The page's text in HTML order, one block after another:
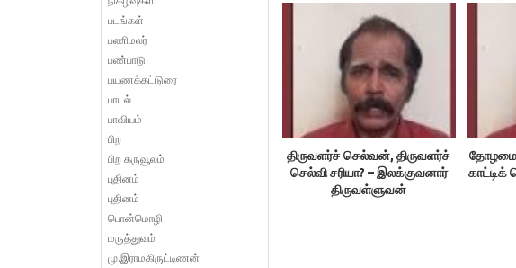
திருவளர்ச் செல்வன், திருவளர்ச்
செல்வி சரியா? – இலக்குவனார்
திருவள்ளுவன்
படங்கள்
பணிமலர்
பண்பாடு
பயணக்கட்டுரை
பாடல்
பாவியம்
பிற
பிற கருவூலம்
புதினம்
புதினம்
பொன்மொழி
மருத்துவம்
மு.இராமகிருட்டிணன்